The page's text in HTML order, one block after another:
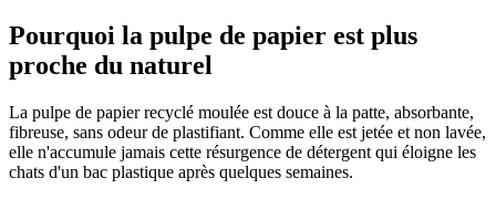
Pourquoi la pulpe de papier est plus
proche du naturel
La pulpe de papier recyclé moulée est douce à la patte, absorbante,
fibreuse, sans odeur de plastifiant. Comme elle est jetée et non lavée,
elle n'accumule jamais cette résurgence de détergent qui éloigne les
chats d'un bac plastique après quelques semaines.